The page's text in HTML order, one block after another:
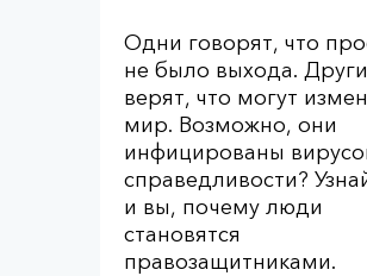
Одни говорят, что
не было выхода.
верят, что могут
мир. Возможно, они
инфицированы
справедливости?
и вы, почему люди
становятся
правозащитниками.